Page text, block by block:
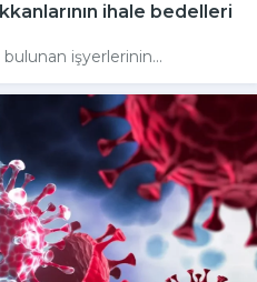
ihale bedelleri
işyerlerinin...